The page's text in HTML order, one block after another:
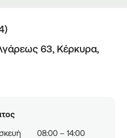
63, Κέρκυρα,
08:00 – 14:00